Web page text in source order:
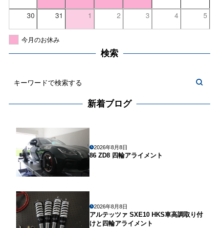
30 31 1 2 3 4 5
今月のお休み
検索
新着ブログ
2026年8月8日
86 ZD8 四輪アライメント
2026年8月8日
アルテッツァ SXE10 HKS車高調取り付
けと四輪アライメント